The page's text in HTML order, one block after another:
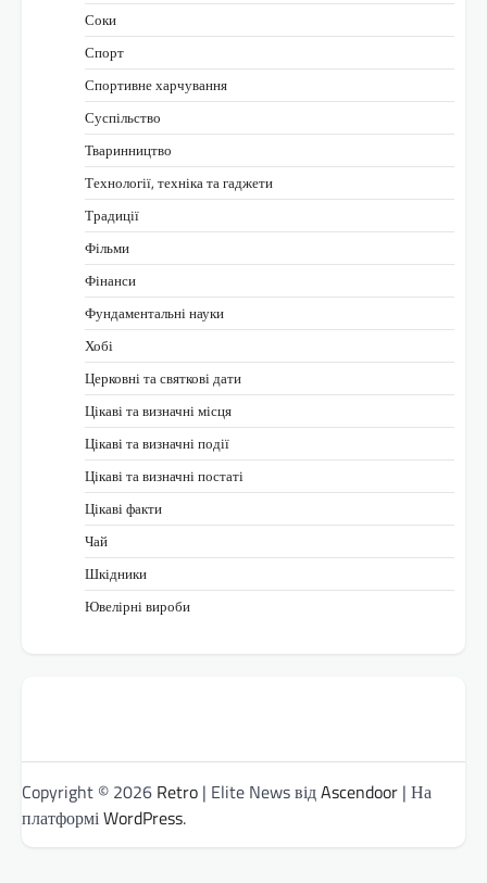
Соки
Спорт
Спортивне харчування
Суспільство
Тваринництво
Технології, техніка та гаджети
Традиції
Фільми
Фінанси
Фундаментальні науки
Хобі
Церковні та святкові дати
Цікаві та визначні місця
Цікаві та визначні події
Цікаві та визначні постаті
Цікаві факти
Чай
Шкідники
Ювелірні вироби
Copyright © 2026 Retro | Elite News відAscendoor | На
платформіWordPress.